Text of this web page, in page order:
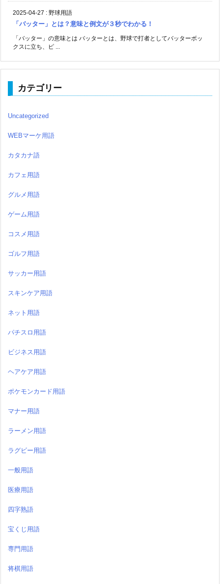
2025-04-27 : 野球用語
「バッター」とは？意味と例文が３秒でわかる！
「バッター」の意味とは バッターとは、野球で打者としてバッターボッ
クスに立ち、ピ ...
カテゴリー
Uncategorized
WEBマーケ用語
カタカナ語
カフェ用語
グルメ用語
ゲーム用語
コスメ用語
ゴルフ用語
サッカー用語
スキンケア用語
ネット用語
パチスロ用語
ビジネス用語
ヘアケア用語
ポケモンカード用語
マナー用語
ラーメン用語
ラグビー用語
一般用語
医療用語
四字熟語
宝くじ用語
専門用語
将棋用語